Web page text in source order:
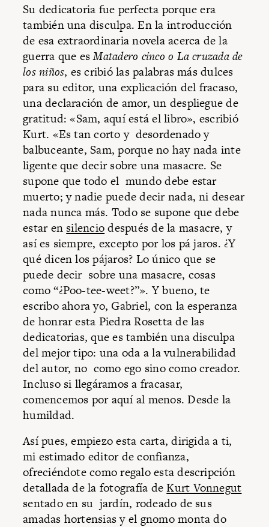
Su dedicatoria fue perfecta porque era
también una disculpa. En la introducción
de esa extraordinaria novela acerca de la
guerra que esMatadero cinco o La cruzada de
los niños, es cribió las palabras más dulces
para su editor, una explicación del fracaso,
una declaración de amor, un despliegue de
gratitud: «Sam, aquí está el libro», escribió
Kurt. «Es tan corto y desordenado y
balbuceante, Sam, porque no hay nada inte
ligente que decir sobre una masacre. Se
supone que todo el mundo debe estar
muerto; y nadie puede decir nada, ni desear
nada nunca más. Todo se supone que debe
estar en silenciodespués de la masacre, y
así es siempre, excepto por los pá jaros. ¿Y
qué dicen los pájaros? Lo único que se
puede decir sobre una masacre, cosas
como “¿Poo-tee-weet?”». Y bueno, te
escribo ahora yo, Gabriel, con la esperanza
de honrar esta Piedra Rosetta de las
dedicatorias, que es también una disculpa
del mejor tipo: una oda a la vulnerabilidad
del autor, no como ego sino como creador.
Incluso si llegáramos a fracasar,
comencemos por aquí al menos. Desde la
humildad.
Así pues, empiezo esta carta, dirigida a ti,
mi estimado editor de confianza,
ofreciéndote como regalo esta descripción
detallada de la fotografía deKurt Vonnegut
sentado en su jardín, rodeado de sus
amadas hortensias y el gnomo monta do